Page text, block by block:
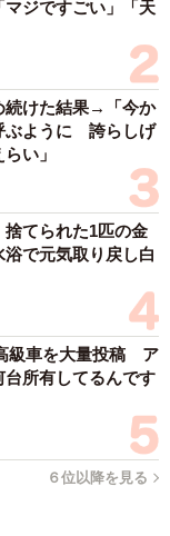
用法」
?
ジですごい」「天
続けた結果→「今か
ぶように 誇らしげ
い」
てられた1匹の金
で元気取り戻し白
級車を大量投稿 ア
台所有してるんです
６位以降を見る